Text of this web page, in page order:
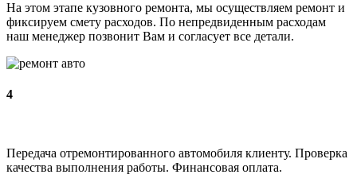
На этом этапе кузовного ремонта, мы осуществляем ремонт и
фиксируем смету расходов. По непредвиденным расходам
наш менеджер позвонит Вам и согласует все детали.
4
Передача отремонтированного автомобиля клиенту. Проверка
качества выполнения работы. Финансовая оплата.